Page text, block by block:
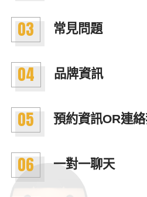
03 常見問題
04 品牌資訊
05 預約資訊OR連
06 一對一聊天